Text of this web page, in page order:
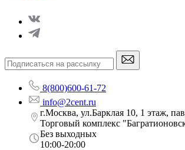
8(800)600-61-72
info@2cent.ru
г.Москва, ул.Барклая 10, 1 этаж,
Торговый комплекс
Без выходных
10:00-20:00